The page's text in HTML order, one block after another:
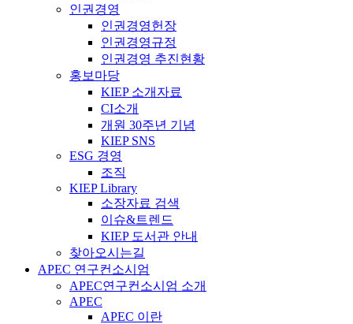
인권경영
인권경영헌장
인권경영규정
인권경영 추진현황
홍보마당
KIEP 소개자료
CI소개
개원 30주년 기념
KIEP SNS
ESG 경영
조직
KIEP Library
소장자료 검색
이슈&트렌드
KIEP 도서관 안내
찾아오시는길
APEC 연구컨소시엄
APEC연구컨소시엄 소개
APEC
APEC 이란